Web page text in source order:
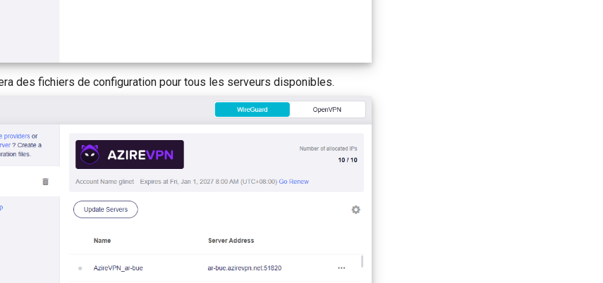
des fichiers de configuration pour tous les serveurs disponibles.